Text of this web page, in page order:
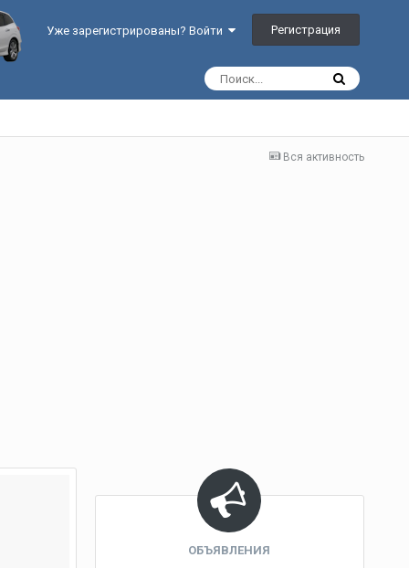
Уже зарегистрированы? Войти Регистрация
Вся активность
ОБЪЯВЛЕНИЯ